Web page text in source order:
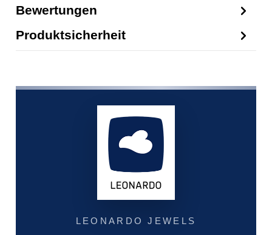
Bewertungen
Produktsicherheit
LEONARDO JEWELS